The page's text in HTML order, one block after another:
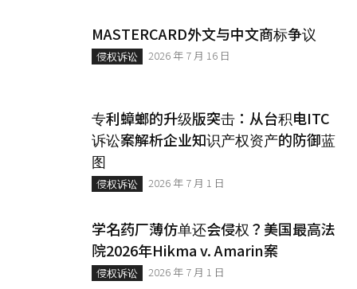
MASTERCARD外文与中文商标争议
侵权诉讼 2026 年 7 月 16 日
专利蟑螂的升级版突击：从台积电ITC
诉讼案解析企业知识产权资产的防御蓝
图
侵权诉讼 2026 年 7 月 1 日
学名药厂薄仿单还会侵权？美国最高法
院2026年Hikma v. Amarin案
侵权诉讼 2026 年 7 月 1 日